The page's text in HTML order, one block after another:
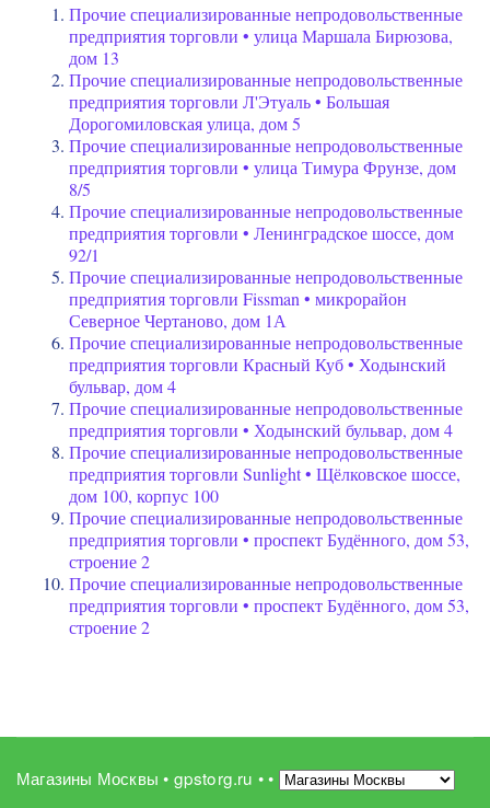
Прочие специализированные непродовольственные
предприятия торговли • улица Маршала Бирюзова,
дом 13
Прочие специализированные непродовольственные
предприятия торговли Л'Этуаль • Большая
Дорогомиловская улица, дом 5
Прочие специализированные непродовольственные
предприятия торговли • улица Тимура Фрунзе, дом
8/5
Прочие специализированные непродовольственные
предприятия торговли • Ленинградское шоссе, дом
92/1
Прочие специализированные непродовольственные
предприятия торговли Fissman • микрорайон
Северное Чертаново, дом 1А
Прочие специализированные непродовольственные
предприятия торговли Красный Куб • Ходынский
бульвар, дом 4
Прочие специализированные непродовольственные
предприятия торговли • Ходынский бульвар, дом 4
Прочие специализированные непродовольственные
предприятия торговли Sunlight • Щёлковское шоссе,
дом 100, корпус 100
Прочие специализированные непродовольственные
предприятия торговли • проспект Будённого, дом 53,
строение 2
Прочие специализированные непродовольственные
предприятия торговли • проспект Будённого, дом 53,
строение 2
Магазины Москвы • gpstorg.ru ••